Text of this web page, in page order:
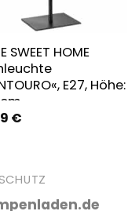
SWEET HOME
E27, Höhe:
€